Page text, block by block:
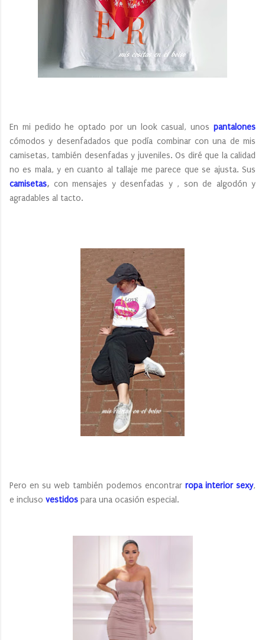
En mi pedido he optado por un look casual, unos pantalones
cómodos y desenfadados que podía combinar con una de mis
camisetas, también desenfadas y juveniles. Os diré que la calidad
no es mala, y en cuanto al tallaje me parece que se ajusta. Sus
camisetas, con mensajes y desenfadas y , son de algodón y
agradables al tacto.
Pero en su web también podemos encontrar ropa interior sexy,
e incluso vestidos para una ocasión especial.